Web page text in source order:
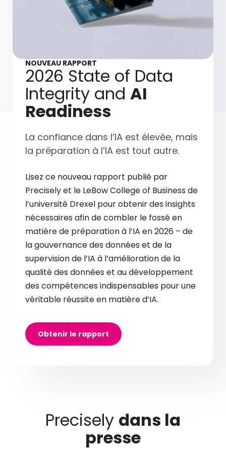
NOUVEAU RAPPORT
2026 State of Data
Integrity and AI
Readiness
La confiance dans l’IA est élevée, mais
la préparation à l’IA est tout autre.
Lisez ce nouveau rapport publié par
Precisely et le LeBow College of Business de
l’université Drexel pour obtenir des insights
nécessaires afin de combler le fossé en
matière de préparation à l’IA en 2026 – de
la gouvernance des données et de la
supervision de l’IA à l’amélioration de la
qualité des données et au développement
des compétences indispensables pour une
véritable réussite en matière d’IA.
Obtenir le rapport
Precisely dans la
presse